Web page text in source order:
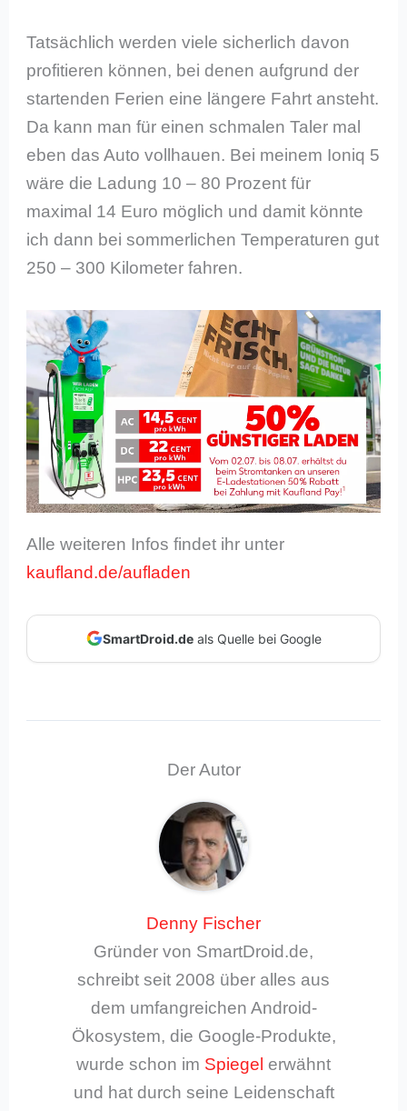
Tatsächlich werden viele sicherlich davon
profitieren können, bei denen aufgrund der
startenden Ferien eine längere Fahrt ansteht.
Da kann man für einen schmalen Taler mal
eben das Auto vollhauen. Bei meinem Ioniq 5
wäre die Ladung 10 – 80 Prozent für
maximal 14 Euro möglich und damit könnte
ich dann bei sommerlichen Temperaturen gut
250 – 300 Kilometer fahren.
Alle weiteren Infos findet ihr unter
kaufland.de/aufladen
SmartDroid.deals Quelle bei Google
Der Autor
Denny Fischer
Gründer von SmartDroid.de,
schreibt seit 2008 über alles aus
dem umfangreichen Android-
Ökosystem, die Google-Produkte,
wurde schon im Spiegel erwähnt
und hat durch seine Leidenschaft